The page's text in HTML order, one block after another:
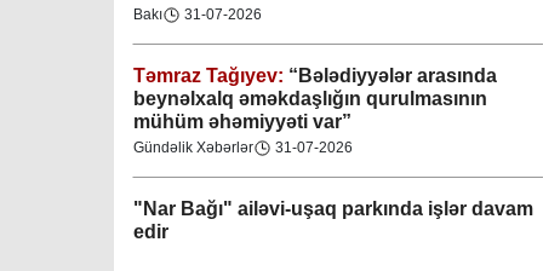
davam etdirəcəkdir
Bakı 31-07-2026
Təmraz Tağıyev: “Bələdiyyələr arasında
beynəlxalq əməkdaşlığın qurulmasının
mühüm əhəmiyyəti var”
Gündəlik Xəbərlər 31-07-2026
"Nar Bağı" ailəvi-uşaq parkında işlər davam
edir